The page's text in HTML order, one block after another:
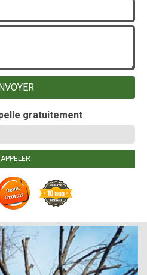
gratuitement